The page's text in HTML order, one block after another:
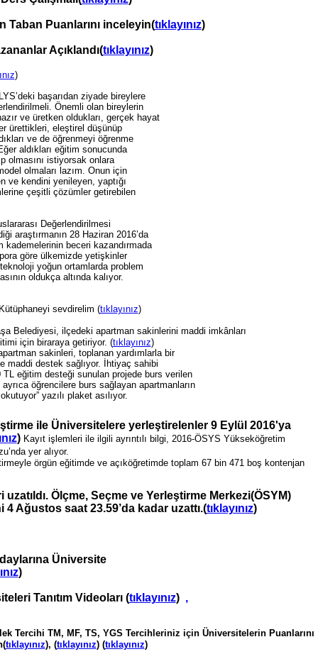
Taban Puanlarını inceleyin(tıklayınız)
Açıklandı(tıklayınız)
)
başarıdan ziyade bireylere
Önemli olan bireylerin
ve üretken oldukları, gerçek hayat
ürettikleri, eleştirel düşünüp
ve de öğrenmeyi öğrenme
aldıkları eğitim sonucunda
olmasını istiyorsak onlara
olmaları lazım. Onun için
ve kendini yenileyen, yaptığı
çeşitli çözümler getirebilen
Değerlendirilmesi
araştırmanın 28 Haziran 2016’da
beceri kazandırmada
göre ülkemizde yetişkinler
yoğun ortamlarda problem
oldukça altında kalıyor.
sevdirelim (tıklayınız)
Belediyesi, ilçedeki apartman sakinlerini maddi imkânları
için biraraya getiriyor. (tıklayınız)
sakinleri, toplanan yardımlarla bir
maddi destek sağlıyor.​ İhtiyaç sahibi
eğitim desteği sunulan projede burs verilen
öğrencilere burs sağlayan apartmanların
yazılı plaket asılıyor.
ile Üniversitelere yerleştirelenler 9 Eylül 2016'ya
) Kayıt işlemleri ile ilgili ayrıntılı bilgi, 2016-ÖSYS Yükseköğretim
yer alıyor.
örgün eğitimde ve açıköğretimde toplam 67 bin 471 boş kontenjan
Ölçme, Seçme ve Yerleştirme Merkezi(ÖSYM)
Ağustos saat 23.59’da kadar uzattı.(tıklayınız)
Üniversite
)
Tanıtım Videoları (tıklayınız) ,
Tercihi TM, MF, TS, YGS Tercihleriniz için Üniversitelerin Puanlarını
tıklayınız), (tıklayınız) (tıklayınız)